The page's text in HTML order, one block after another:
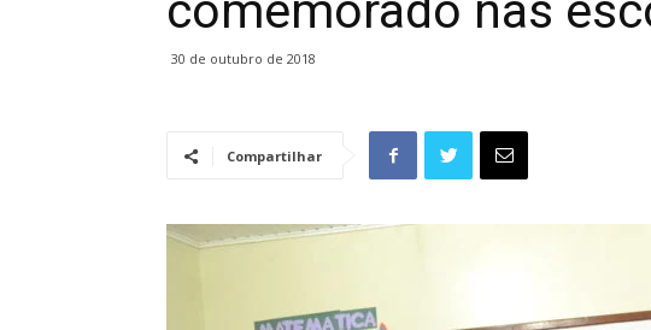
30 de outubro de 2018
Compartilhar